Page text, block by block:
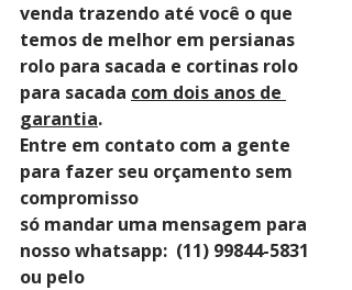
venda trazendo até você o que
temos de melhor em persianas
rolo para sacada e cortinas rolo
para sacada com dois anos de
garantia.
Entre em contato com a gente
para fazer seu orçamento sem
compromisso
só mandar uma mensagem para
nosso whatsapp:  (11) 99844-5831
ou pelo